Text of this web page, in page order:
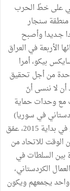
علىخطّ الحرب
منطقة سنجار
جـديداوأصبح
الأربعةفي العراق
بيكو،أمرا
منأجل تحقيق
أن لاننسىأنّ
معوحداتحماية
في سوريا)
في بداية 2015، عمّق
الوقت للاتحادمن
بين السلطاتفي
العمال الكردستاني،
واحديجمعهمويكون